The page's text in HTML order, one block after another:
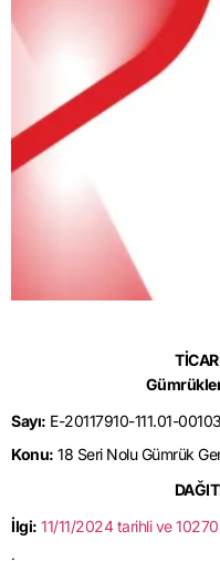
Sayı: E-20117910-111.01-
Konu: 18 Seri Nolu Gümrük
İlgi: 11/11/2024 tarihli ve